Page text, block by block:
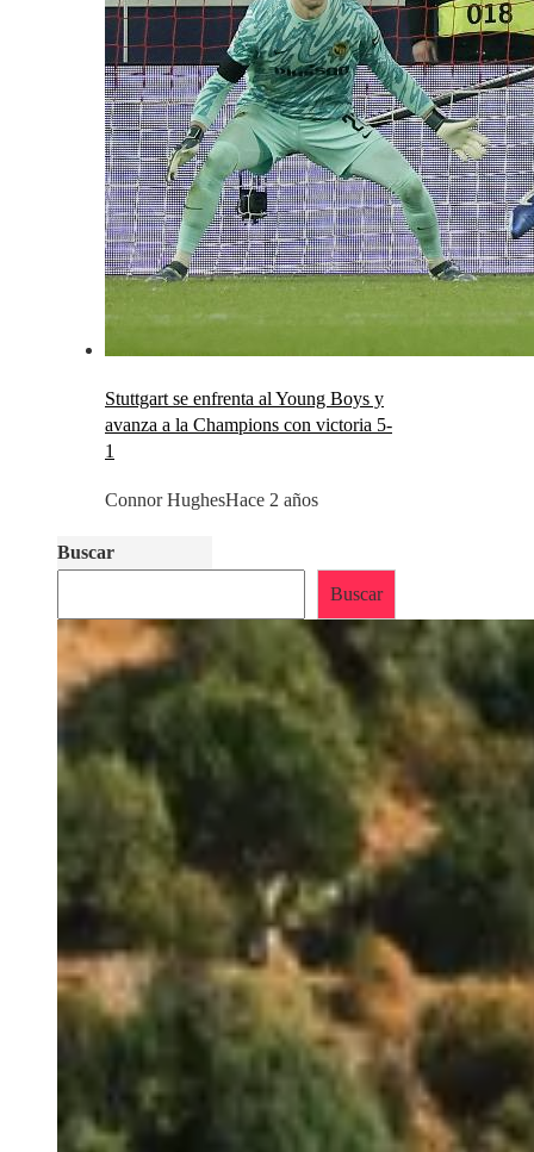
Stuttgart se enfrenta al Young Boys y
avanza a la Champions con victoria 5-
1
Connor HughesHace 2 años
Buscar
Buscar